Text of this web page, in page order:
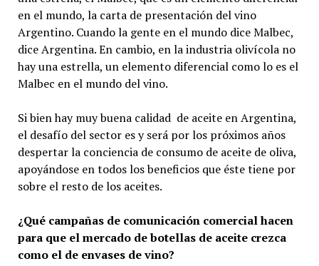
en el mundo, la carta de presentación del vino
Argentino. Cuando la gente en el mundo dice Malbec,
dice Argentina. En cambio, en la industria olivícola no
hay una estrella, un elemento diferencial como lo es el
Malbec en el mundo del vino.
Si bien hay muy buena calidad de aceite en Argentina,
el desafío del sector es y será por los próximos años
despertar la conciencia de consumo de aceite de oliva,
apoyándose en todos los beneficios que éste tiene por
sobre el resto de los aceites.
¿Qué campañas de comunicación comercial hacen
para que el mercado de botellas de aceite crezca
como el de envases de vino?